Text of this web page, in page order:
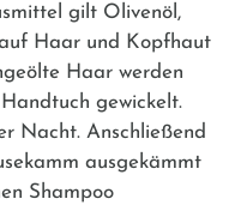
gilt Olivenöl,
Haar und Kopfhaut
Haar werden
gewickelt.
Nacht. Anschließend
ausgekämmt
Shampoo